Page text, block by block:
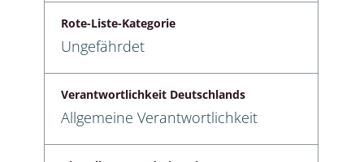
Rote-Liste-Kategorie
Ungefährdet
Verantwortlichkeit Deutschlands
Allgemeine Verantwortlichkeit